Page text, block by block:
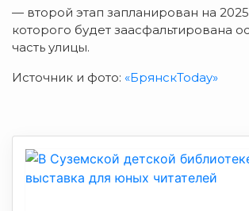
— второй этап запланирован на
которого будет заасфальтирована
часть улицы.
Источник и фото: «БрянскToday»